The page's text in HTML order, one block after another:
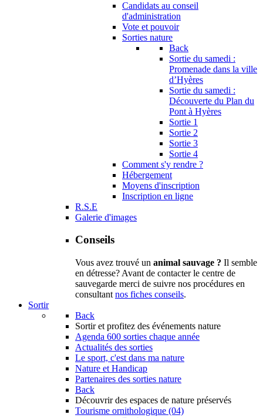
Candidats au conseil
d'administration
Vote et pouvoir
Sorties nature
Back
Sortie du samedi :
Promenade dans la ville
d’Hyères
Sortie du samedi :
Découverte du Plan du
Pont à Hyères
Sortie 1
Sortie 2
Sortie 3
Sortie 4
Comment s'y rendre ?
Hébergement
Moyens d'inscription
Inscription en ligne
R.S.E
Galerie d'images
Conseils
Vous avez trouvé un animal sauvage ? Il semble
en détresse? Avant de contacter le centre de
sauvegarde merci de suivre nos procédures en
consultant nos fiches conseils.
Sortir
Back
Sortir et profitez des événements nature
Agenda 600 sorties chaque année
Actualités des sorties
Le sport, c'est dans ma nature
Nature et Handicap
Partenaires des sorties nature
Back
Découvrir des espaces de nature préservés
Tourisme ornithologique (04)